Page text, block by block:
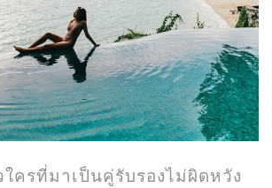
ครที่มาเป็นคู่รับรองไม่ผิดหวัง